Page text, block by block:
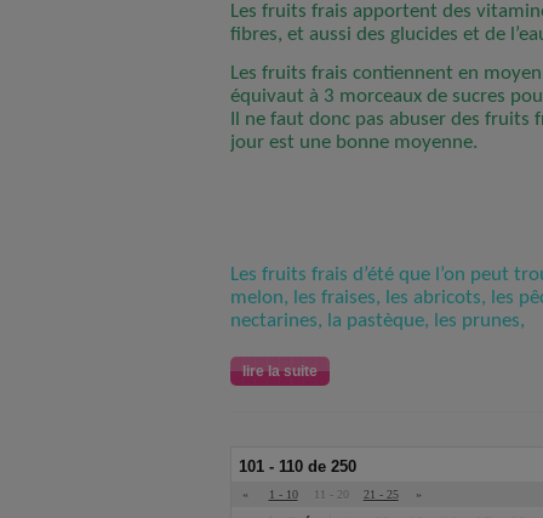
Les fruits frais apportent des
fibres, et aussi des glucides et de
Les fruits frais contiennent en
équivaut à 3 morceaux de sucres
Il ne faut donc pas abuser des fruits
jour est une bonne moyenne.
Les fruits frais d’été que l’on peut
melon, les fraises, les abricots, les
nectarines, la pastèque, les prunes,
lire la suite
101 - 110 de 250
« 1 - 10 11 - 20 21 - 25 »